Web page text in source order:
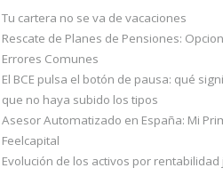
Tu cartera no se va de vacaciones
Rescate de Planes de Pensiones:
Errores Comunes
El BCE pulsa el botón de pausa: qué
que no haya subido los tipos
Asesor Automatizado en España: Mi
Feelcapital
Evolución de los activos por rentabilidad